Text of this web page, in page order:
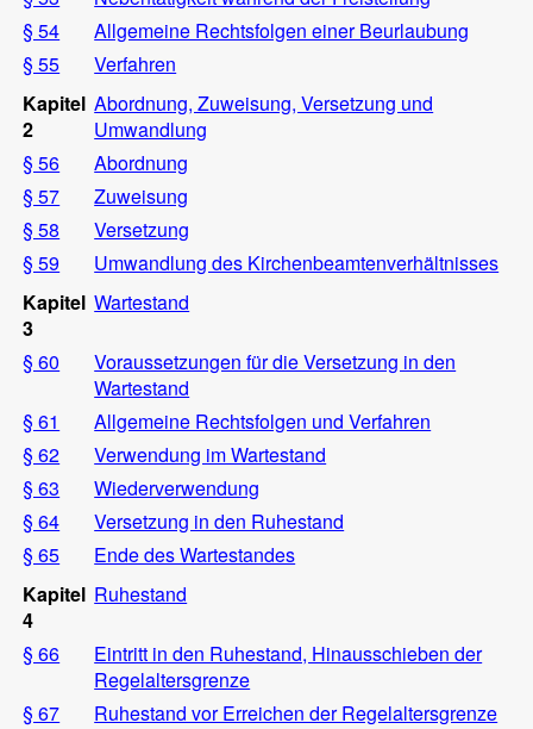
§ 54
Allgemeine Rechtsfolgen einer Beurlaubung
§ 55
Verfahren
Kapitel
2
Abordnung, Zuweisung, Versetzung und
Umwandlung
§ 56
Abordnung
§ 57
Zuweisung
§ 58
Versetzung
§ 59
Umwandlung des Kirchenbeamtenverhältnisses
Kapitel
3
Wartestand
§ 60
Voraussetzungen für die Versetzung in den
Wartestand
§ 61
Allgemeine Rechtsfolgen und Verfahren
§ 62
Verwendung im Wartestand
§ 63
Wiederverwendung
§ 64
Versetzung in den Ruhestand
§ 65
Ende des Wartestandes
Kapitel
4
Ruhestand
§ 66
Eintritt in den Ruhestand, Hinausschieben der
Regelaltersgrenze
§ 67
Ruhestand vor Erreichen der Regelaltersgrenze